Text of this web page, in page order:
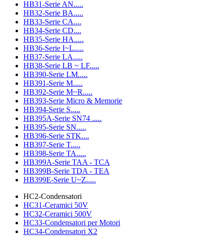
HB31-Serie AN.....
HB32-Serie BA.....
HB33-Serie CA....
HB34-Serie CD....
HB35-Serie HA.....
HB36-Serie I~L.....
HB37-Serie LA.....
HB38-Serie LB ~ LF.....
HB390-Serie LM.....
HB391-Serie M.....
HB392-Serie M~R.....
HB393-Serie Micro & Memorie
HB394-Serie S.....
HB395A-Serie SN74 .....
HB395-Serie SN.....
HB396-Serie STK....
HB397-Serie T.....
HB398-Serie TA.....
HB399A-Serie TAA - TCA
HB399B-Serie TDA - TEA
HB399E-Serie U~Z.....
HC2-Condensatori
HC31-Ceramici 50V
HC32-Ceramici 500V
HC33-Condensatori per Motori
HC34-Condensatori X2